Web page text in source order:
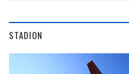
STADION